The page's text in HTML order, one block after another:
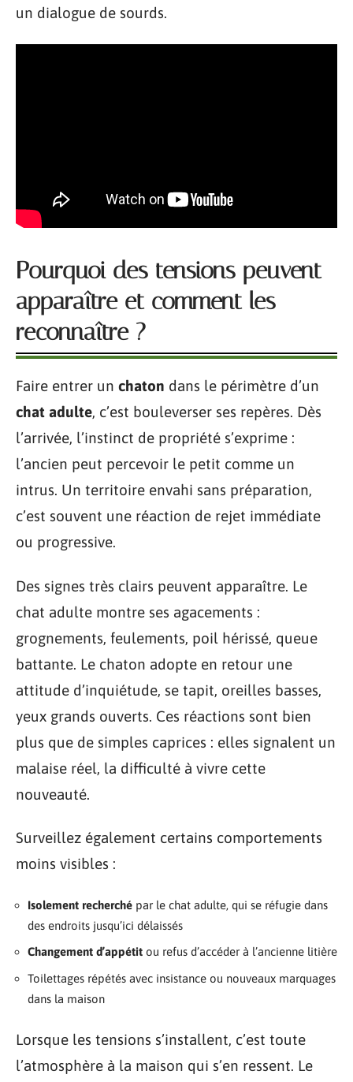
un dialogue de sourds.
Pourquoi des tensions peuvent
apparaître et comment les
reconnaître ?
Faire entrer un chaton dans le périmètre d’un
chat adulte, c’est bouleverser ses repères. Dès
l’arrivée, l’instinct de propriété s’exprime :
l’ancien peut percevoir le petit comme un
intrus. Un territoire envahi sans préparation,
c’est souvent une réaction de rejet immédiate
ou progressive.
Des signes très clairs peuvent apparaître. Le
chat adulte montre ses agacements :
grognements, feulements, poil hérissé, queue
battante. Le chaton adopte en retour une
attitude d’inquiétude, se tapit, oreilles basses,
yeux grands ouverts. Ces réactions sont bien
plus que de simples caprices : elles signalent un
malaise réel, la difficulté à vivre cette
nouveauté.
Surveillez également certains comportements
moins visibles :
Isolement recherché par le chat adulte, qui se réfugie dans
des endroits jusqu’ici délaissés
Changement d’appétit ou refus d’accéder à l’ancienne litière
Toilettages répétés avec insistance ou nouveaux marquages
dans la maison
Lorsque les tensions s’installent, c’est toute
l’atmosphère à la maison qui s’en ressent. Le